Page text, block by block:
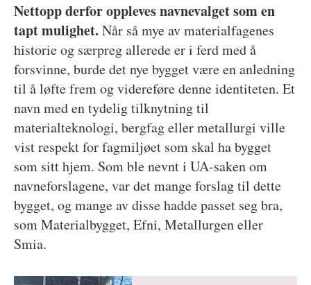
Nettopp derfor oppleves navnevalget som en
tapt mulighet. Når så mye av materialfagenes
historie og særpreg allerede er i ferd med å
forsvinne, burde det nye bygget være en anledning
til å løfte frem og videreføre denne identiteten. Et
navn med en tydelig tilknytning til
materialteknologi, bergfag eller metallurgi ville
vist respekt for fagmiljøet som skal ha bygget
som sitt hjem. Som ble nevnt i UA-saken om
navneforslagene, var det mange forslag til dette
bygget, og mange av disse hadde passet seg bra,
som Materialbygget, Efni, Metallurgen eller
Smia.